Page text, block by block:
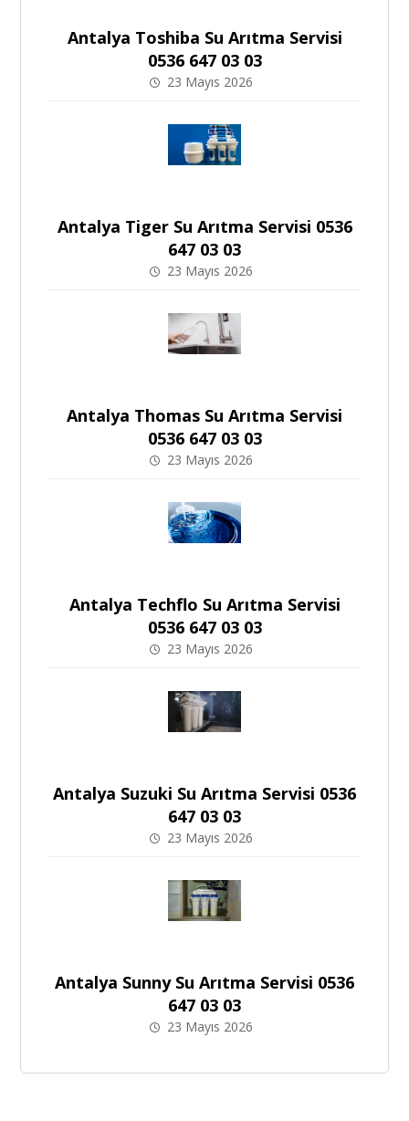
Antalya Toshiba Su Arıtma Servisi
0536 647 03 03
23 Mayıs 2026
Antalya Tiger Su Arıtma Servisi 0536
647 03 03
23 Mayıs 2026
Antalya Thomas Su Arıtma Servisi
0536 647 03 03
23 Mayıs 2026
Antalya Techflo Su Arıtma Servisi
0536 647 03 03
23 Mayıs 2026
Antalya Suzuki Su Arıtma Servisi 0536
647 03 03
23 Mayıs 2026
Antalya Sunny Su Arıtma Servisi 0536
647 03 03
23 Mayıs 2026